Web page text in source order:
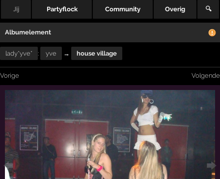
Jij Partyflock Community Overig 🔍
Albumelement
lady*yve* : yve → house village
Vorige Volgende